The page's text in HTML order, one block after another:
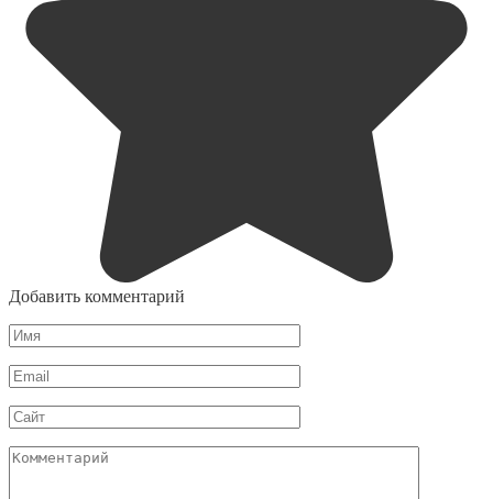
Добавить комментарий
Имя
*
Email
*
Сайт
Комментарий